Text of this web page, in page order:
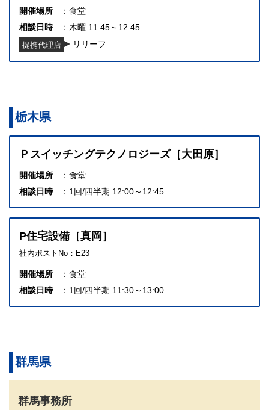
開催場所
食堂
相談日時
木曜 11:45～12:45
提携代理店 リリーフ
栃木県
Ｐスイッチングテクノロジーズ［大田原］
開催場所
食堂
相談日時
1回/四半期 12:00～12:45
P住宅設備［真岡］
社内ポストNo：E23
開催場所
食堂
相談日時
1回/四半期 11:30～13:00
群馬県
群馬事務所